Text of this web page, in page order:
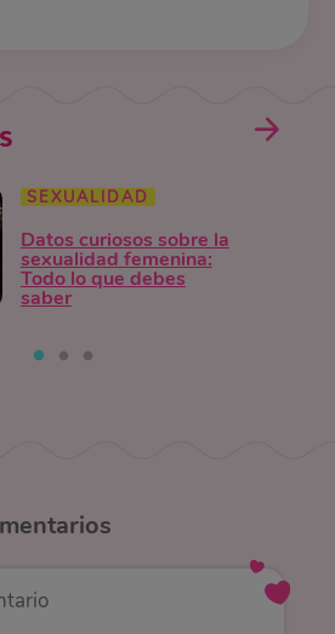
SEXUALIDAD
Datos curiosos sobre la
sexualidad femenina:
Todo lo que debes
saber